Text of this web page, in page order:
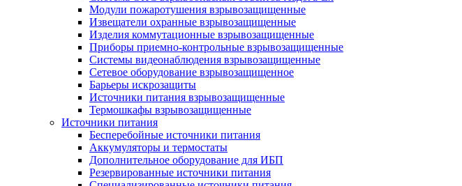
Модули пожаротушения взрывозащищенные
Извещатели охранные взрывозащищенные
Изделия коммутационные взрывозащищенные
Приборы приемно-контрольные взрывозащищенные
Системы видеонаблюдения взрывозащищенные
Сетевое оборудование взрывозащищенное
Барьеры искрозащиты
Источники питания взрывозащищенные
Термошкафы взрывозащищенные
Источники питания
Бесперебойные источники питания
Аккумуляторы и термостаты
Дополнительное оборудование для ИБП
Резервированные источники питания